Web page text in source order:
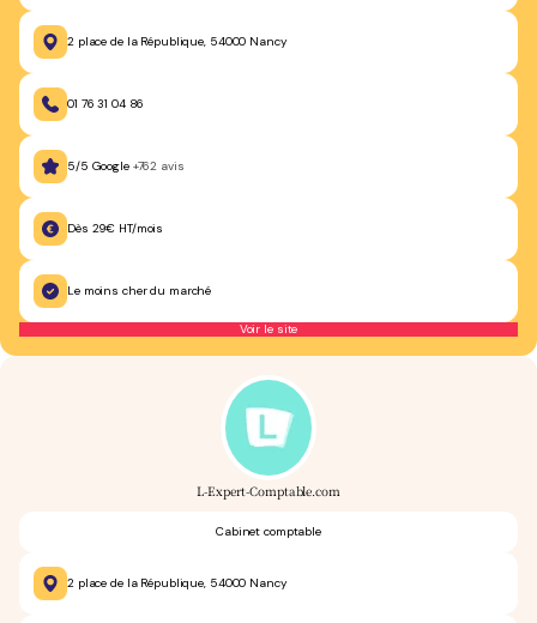
2 place de la République, 54000 Nancy
01 76 31 04 86
5/5 Google +762 avis
Dès 29€ HT/mois
Le moins cher du marché
Voir le site
L-Expert-Comptable.com
Cabinet comptable
2 place de la République, 54000 Nancy